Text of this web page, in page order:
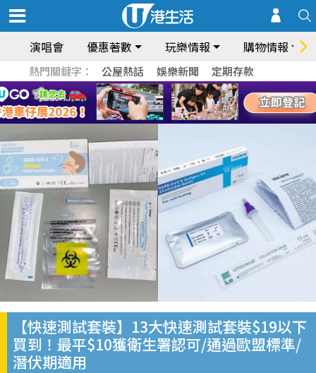
演唱會 優惠著數 玩樂情報 購物情報
熱門關鍵字： 公屋熱話 娛樂新聞 定期存款
【快速測試套裝】13大快速測試套裝$19以下
買到！最平$10獲衛生署認可/通過歐盟標準/
潛伏期適用